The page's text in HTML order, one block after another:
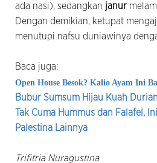
ada nasi), sedangkan janur
Dengan demikian, ketupat
menutupi nafsu duniawinya
Baca juga:
Open House Besok? Kalio Ayam Ini
Bubur Sumsum Hijau Kuah Durian
Tak Cuma Hummus dan Falafel,
Palestina Lainnya
Trifitria Nuragustina